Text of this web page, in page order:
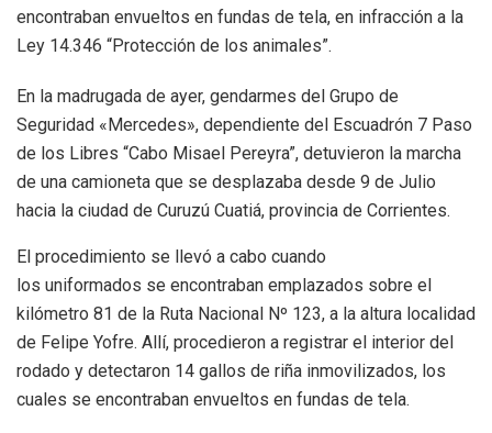
encontraban envueltos en fundas de tela, en infracción a la
Ley 14.346 “Protección de los animales”.
En la madrugada de ayer, gendarmes del Grupo de
Seguridad «Mercedes», dependiente del Escuadrón 7 Paso
de los Libres “Cabo Misael Pereyra”, detuvieron la marcha
de una camioneta que se desplazaba desde 9 de Julio
hacia la ciudad de Curuzú Cuatiá, provincia de Corrientes.
El procedimiento se llevó a cabo cuando
los uniformados se encontraban emplazados sobre el
kilómetro 81 de la Ruta Nacional Nº 123, a la altura localidad
de Felipe Yofre. Allí, procedieron a registrar el interior del
rodado y detectaron 14 gallos de riña inmovilizados, los
cuales se encontraban envueltos en fundas de tela.